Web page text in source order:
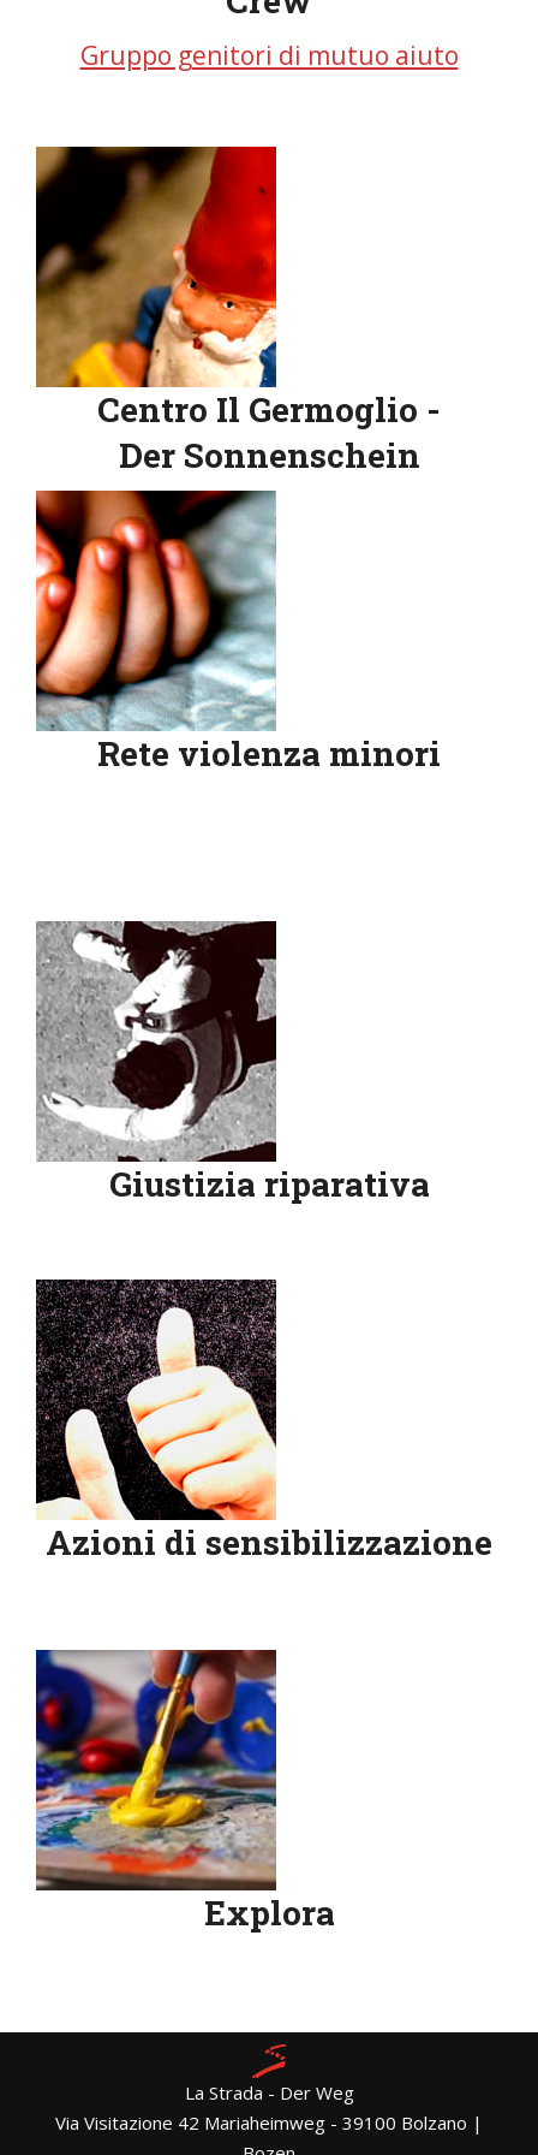
Gruppo genitori di mutuo aiuto
Centro Il Germoglio -
Der Sonnenschein
Rete violenza minori
Giustizia riparativa
Azioni di sensibilizzazione
Explora
La Strada - Der Weg
Via Visitazione 42 Mariaheimweg - 39100 Bolzano |